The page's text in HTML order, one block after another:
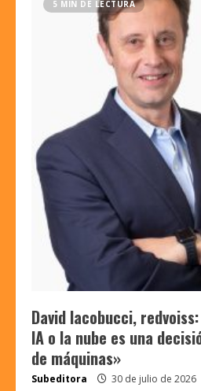
5 MIN DE LECTURA
David Iacobucci,
IA o la nube es una
de máquinas»
Subeditora 30 de julio de 2026